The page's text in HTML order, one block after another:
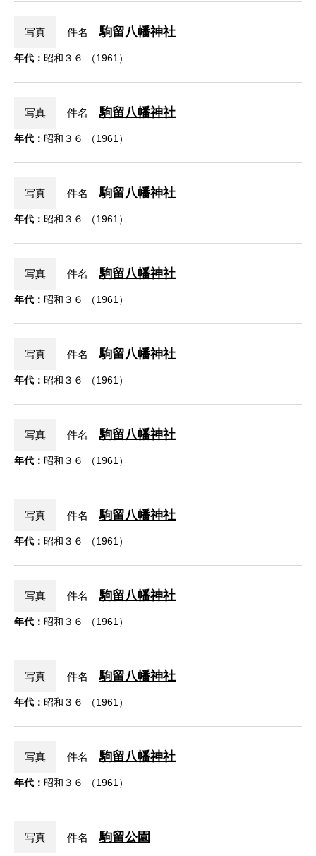
写真 件名 駒留八幡神社
年代： 昭和３６ （1961）
写真 件名 駒留八幡神社
年代： 昭和３６ （1961）
写真 件名 駒留八幡神社
年代： 昭和３６ （1961）
写真 件名 駒留八幡神社
年代： 昭和３６ （1961）
写真 件名 駒留八幡神社
年代： 昭和３６ （1961）
写真 件名 駒留八幡神社
年代： 昭和３６ （1961）
写真 件名 駒留八幡神社
年代： 昭和３６ （1961）
写真 件名 駒留八幡神社
年代： 昭和３６ （1961）
写真 件名 駒留八幡神社
年代： 昭和３６ （1961）
写真 件名 駒留八幡神社
年代： 昭和３６ （1961）
写真 件名 駒留公園